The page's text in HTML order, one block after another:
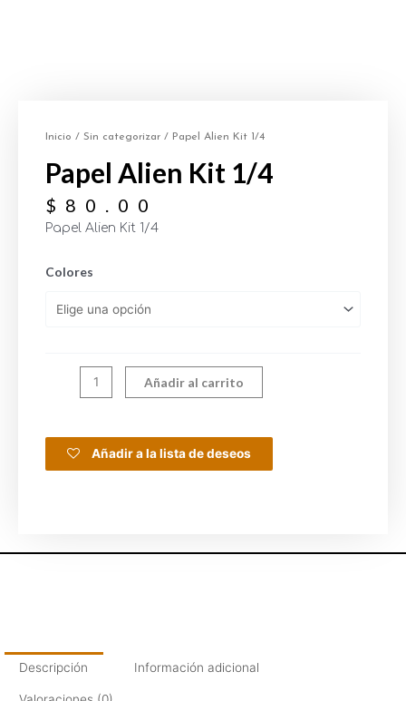
Inicio / Sin categorizar / Papel Alien Kit 1/4
Papel Alien Kit 1/4
$ 80.00
Papel Alien Kit 1/4
Colores
Añadir al carrito
Añadir a la lista de deseos
Descripción Información adicional